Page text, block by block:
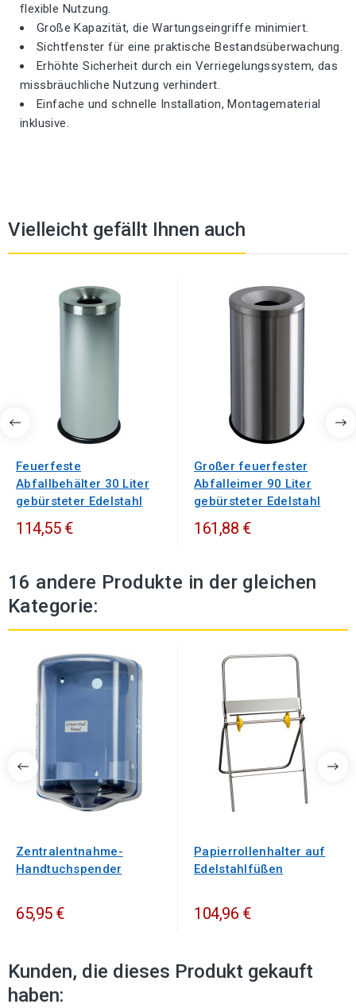
flexible Nutzung.
Große Kapazität, die Wartungseingriffe minimiert.
Sichtfenster für eine praktische Bestandsüberwachung.
Erhöhte Sicherheit durch ein Verriegelungssystem, das
missbräuchliche Nutzung verhindert.
Einfache und schnelle Installation, Montagematerial
inklusive.
Vielleicht gefällt Ihnen auch
Feuerfeste
Abfallbehälter 30 Liter
gebürsteter Edelstahl
114,55 €
Großer feuerfester
Abfalleimer 90 Liter
gebürsteter Edelstahl
161,88 €
16 andere Produkte in der gleichen
Kategorie:
Zentralentnahme-
Handtuchspender
65,95 €
Papierrollenhalter auf
Edelstahlfüßen
104,96 €
Kunden, die dieses Produkt gekauft
haben: